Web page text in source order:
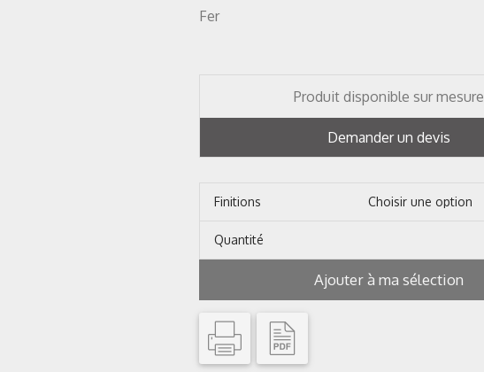
Fer
Produit disponible sur mesure
Demander un devis
Finitions
Quantité
Ajouter à ma sélection